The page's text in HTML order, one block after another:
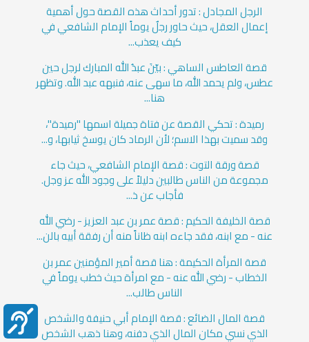
الرجل المجادل : تدور أحداث هذه القصة حول أهمية
إعمال العقل، حيث حاور رجلٌ يوماً الإمام الشافعي في
كيف يعذب...
قصة العاطس الساهي : بيّنَ عبدُ الله المبارك لرجل حين
عطس، ولم يحمد الله، ما سهى عنه، فنبهه عبد الله. وتظهر
هنا...
رميدة : تحكي القصة عن فتاة جميلة اسمها "رميدة"،
وقد سميت بهذا الاسم؛ لأن الرماد كان يوسخ ثيابها، و...
قصة ورقة التوت : قصة الإمام الشافعي، حيث جاء
مجموعة من الناس طالبين دليلاً على وجود الله عز وجل.
فأجاب عن ذ...
قصة الخليفة الحكيم : قصة عمر بن عبد العزيز - رضي الله
عنه - مع ابنه، فقد جاءه ابنه ظاناً منه أن رفقة أبيه بالن...
قصة المرأة الحكيمة : هنا قصة أمير المؤمنين عمر بن
الخطاب - رضي الله عنه - مع امرأة حيث خطب يوماً في
الناس طالب...
قصة المال الضائع : قصة الإمام أبي حنيفة والشخص
الذي نسي مكان المال الذي دفنه، وهنا ذهب الشخص